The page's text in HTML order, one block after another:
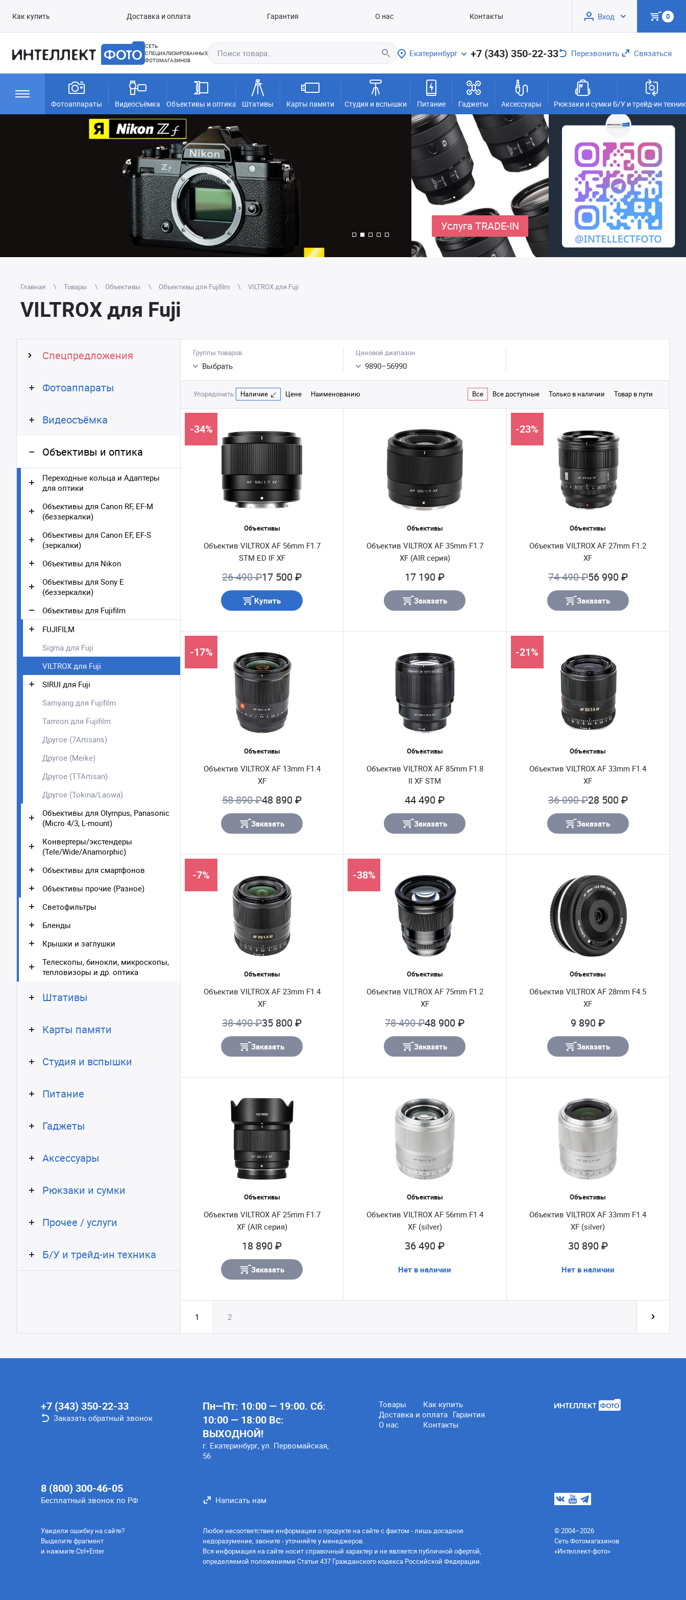
Как купить Доставка и оплата Гарантия О нас Контакты Вход 0
СЕТЬ
СПЕЦИАЛИЗИРОВАННЫХ
ФОТОМАГАЗИНОВ
Екатеринбург +7 (343) 350-22-33 Перезвонить Связаться
Фотоаппараты Видеосъёмка Объективы и оптика Штативы Карты памяти Студия и вспышки Питание Гаджеты Аксессуары Рюкзаки и сумки Б/У и трейд-ин
Услуга TRADE-IN
Главная Товары Объективы Объективы для Fujifilm VILTROX для Fuji
VILTROX для Fuji
Спецпредложения
Фотоаппараты
Видеосъёмка
Объективы и оптика
Переходные кольца и Адаптеры
для оптики
Объективы для Canon RF, EF-M
(беззеркалки)
Объективы для Canon EF, EF-S
(зеркалки)
Объективы для Nikon
Объективы для Sony E
(беззеркалки)
Объективы для Fujifilm
FUJIFILM
Sigma для Fuji
VILTROX для Fuji
SIRUI для Fuji
Samyang для Fujifilm
Tamron для Fujifilm
Другое (7Artisans)
Другое (Meike)
Другое (TTArtisan)
Другое (Tokina/Laowa)
Объективы для Olympus, Panasonic
(Micro 4/3, L-mount)
Конвертеры/экстендеры
(Tele/Wide/Anamorphic)
Объективы для смартфонов
Объективы прочие (Разное)
Светофильтры
Бленды
Крышки и заглушки
Телескопы, бинокли, микроскопы,
тепловизоры и др. оптика
Штативы
Карты памяти
Студия и вспышки
Питание
Гаджеты
Аксессуары
Рюкзаки и сумки
Прочее / услуги
Б/У и трейд-ин техника
Группы товаров
Выбрать
Ценовой диапазон
9890–56990
Упорядочить: Наличие Цене Наименованию Все Все доступные Только в наличии Товар в пути
Объективы
Объектив VILTROX AF 56mm F1.7
STM ED IF XF
-34%
26 490 ₽17 500 ₽
Купить
Объективы
Объектив VILTROX AF 35mm F1.7
XF (AIR серия)
17 190 ₽
Заказать
Объективы
Объектив VILTROX AF 27mm F1.2
XF
-23%
74 490 ₽56 990 ₽
Заказать
Объективы
Объектив VILTROX AF 13mm F1.4
XF
-17%
58 890 ₽48 890 ₽
Заказать
Объективы
Объектив VILTROX AF 85mm F1.8
II XF STM
44 490 ₽
Заказать
Объективы
Объектив VILTROX AF 33mm F1.4
XF
-21%
36 090 ₽28 500 ₽
Заказать
Объективы
Объектив VILTROX AF 23mm F1.4
XF
-7%
38 490 ₽35 800 ₽
Заказать
Объективы
Объектив VILTROX AF 75mm F1.2
XF
-38%
78 490 ₽48 900 ₽
Заказать
Объективы
Объектив VILTROX AF 28mm F4.5
XF
9 890 ₽
Заказать
Объективы
Объектив VILTROX AF 25mm F1.7
XF (AIR серия)
18 890 ₽
Заказать
Объективы
Объектив VILTROX AF 56mm F1.4
XF (silver)
36 490 ₽
Нет в наличии
Объективы
Объектив VILTROX AF 33mm F1.4
XF (silver)
30 890 ₽
Нет в наличии
1 2
+7 (343) 350-22-33
Заказать обратный звонок
8 (800) 300-46-05
Бесплатный звонок по РФ
Пн—Пт: 10:00 — 19:00. Сб:
10:00 — 18:00 Вс:
ВЫХОДНОЙ!
г. Екатеринбург, ул. Первомайская,
56
Товары
Как купить
Доставка и оплата Гарантия
О нас
Контакты
Написать нам
Увидели ошибку на сайте?
Выделите фрагмент
и нажмите Ctrl+Enter
Любое несоответствие информации о продукте на сайте с фактом - лишь досадное
недоразумение, звоните - уточняйте у менеджеров.
Вся информация на сайте носит справочный характер и не является публичной офертой,
определяемой положениями Статьи 437 Гражданского кодекса Российской Федерации.
© 2004–2026
Сеть Фотомагазинов
«Интеллект-фото»